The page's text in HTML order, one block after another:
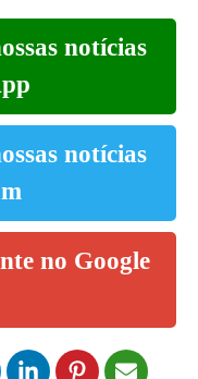
notícias
notícias
no Google